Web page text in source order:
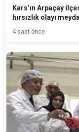
Kars’ın Arpaçay
hırsızlık olayı
4 saat önce